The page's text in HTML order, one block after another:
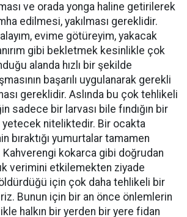
ve orada yonga haline getirilerek
edilmesi, yakılması gereklidir.
evime götüreyim, yakacak
gibi bekletmek kesinlikle çok
alanda hızlı bir şekilde
başarılı uygulanarak gerekli
gereklidir. Aslında bu çok tehlikeli
sadece bir larvası bile fındığın bir
yetecek niteliktedir. Bir ocakta
bıraktığı yumurtalar tamamen
Kahverengi kokarca gibi doğrudan
verimini etkilemekten ziyade
için çok daha tehlikeli bir
Bunun için bir an önce önlemlerin
halkın bir yerden bir yere fidan